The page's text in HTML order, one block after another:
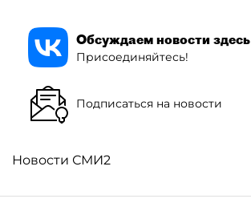
Обсуждаем новости здесь
Присоединяйтесь!
Подписаться на новости
Новости СМИ2